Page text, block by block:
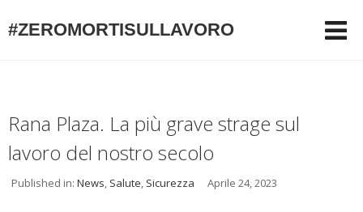
#ZEROMORTISULLAVORO
Rana Plaza. La più grave strage sul
lavoro del nostro secolo
Published in: News, Salute, Sicurezza Aprile 24, 2023